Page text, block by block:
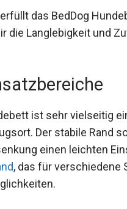
das BedDog
die Langlebigkeit und
ist sehr vielseitig
Der stabile Rand
einen leichten
, das für verschiedene